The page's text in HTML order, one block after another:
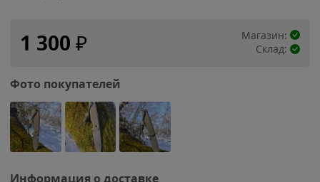
1 300 ₽
Магазин:
Склад:
Фото покупателей
Информация о доставке